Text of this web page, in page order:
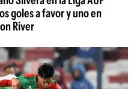
goles a favor y uno en
River